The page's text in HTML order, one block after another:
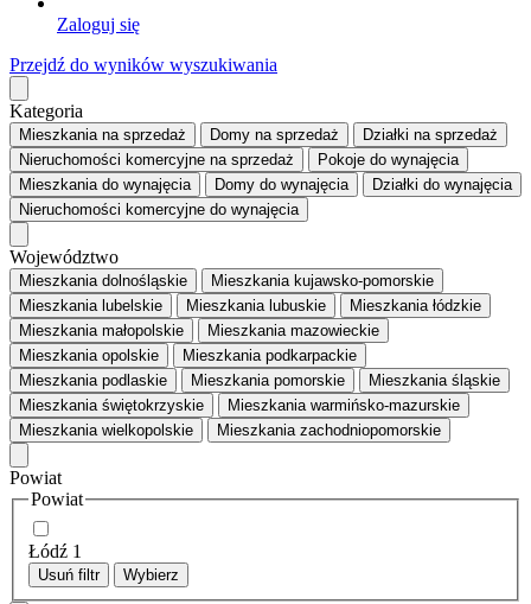
Zaloguj się
Przejdź do wyników wyszukiwania
Kategoria
Mieszkaniana sprzedaż Domy na sprzedaż Działki na sprzedaż
Nieruchomości komercyjne na sprzedaż Pokoje do wynajęcia
Mieszkaniado wynajęcia Domy do wynajęcia Działki do wynajęcia
Nieruchomości komercyjne do wynajęcia
Województwo
Mieszkania dolnośląskie
Mieszkania kujawsko-pomorskie
Mieszkania lubelskie
Mieszkania lubuskie
Mieszkania łódzkie
Mieszkania małopolskie
Mieszkania mazowieckie
Mieszkania opolskie
Mieszkania podkarpackie
Mieszkania podlaskie
Mieszkania pomorskie
Mieszkania śląskie
Mieszkania świętokrzyskie
Mieszkania warmińsko-mazurskie
Mieszkania wielkopolskie
Mieszkania zachodniopomorskie
Powiat
Powiat
Łódź 1
Usuń filtr Wybierz